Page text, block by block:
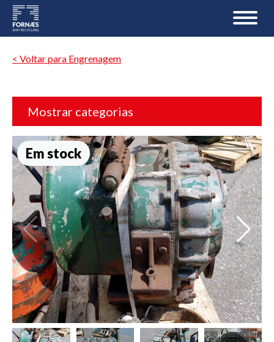
< Voltar para Engrenagem
Mostrar categorias
Em stock